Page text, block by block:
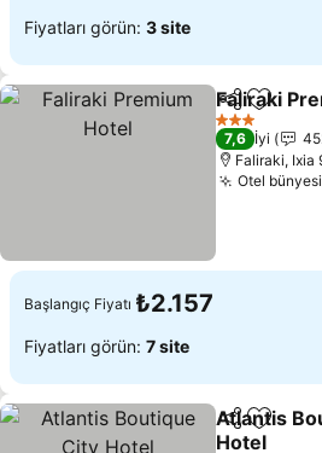
Fiyatları görün: 3 site
Paylaş
Faliraki
3 Yıldız
7,6 İyi
Faliraki, Ixia
Otel
Başlangıç Fiyatı ₺2.157
Fiyatları görün: 7 site
Paylaş
Atlantis
Hotel